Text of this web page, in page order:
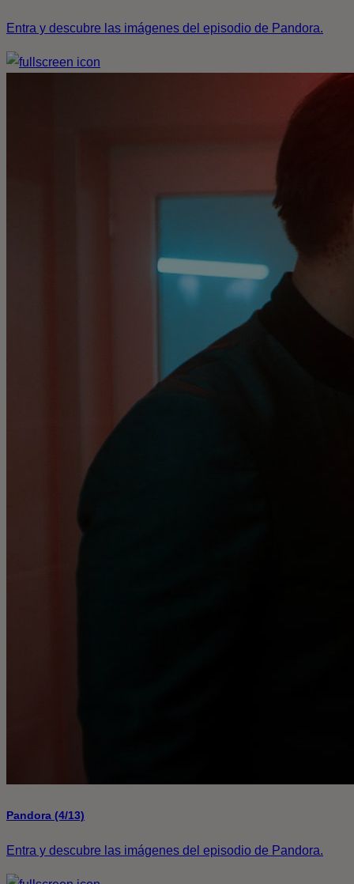
Entra y descubre las imágenes del episodio de Pandora.
Pandora (4/13)
Entra y descubre las imágenes del episodio de Pandora.